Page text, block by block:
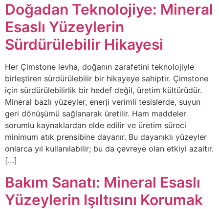
Doğadan Teknolojiye: Mineral
Esaslı Yüzeylerin
Sürdürülebilir Hikayesi
Her Çimstone levha, doğanın zarafetini teknolojiyle
birleştiren sürdürülebilir bir hikayeye sahiptir. Çimstone
için sürdürülebilirlik bir hedef değil, üretim kültürüdür.
Mineral bazlı yüzeyler, enerji verimli tesislerde, suyun
geri dönüşümü sağlanarak üretilir. Ham maddeler
sorumlu kaynaklardan elde edilir ve üretim süreci
minimum atık prensibine dayanır. Bu dayanıklı yüzeyler
onlarca yıl kullanılabilir; bu da çevreye olan etkiyi azaltır.
[…]
Bakım Sanatı: Mineral Esaslı
Yüzeylerin Işıltısını Korumak